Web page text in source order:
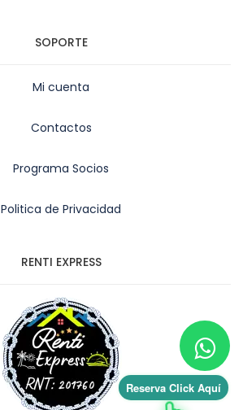
Reserva Click Aquí
SOPORTE
Mi cuenta
Contactos
Programa Socios
Politica de Privacidad
RENTI EXPRESS